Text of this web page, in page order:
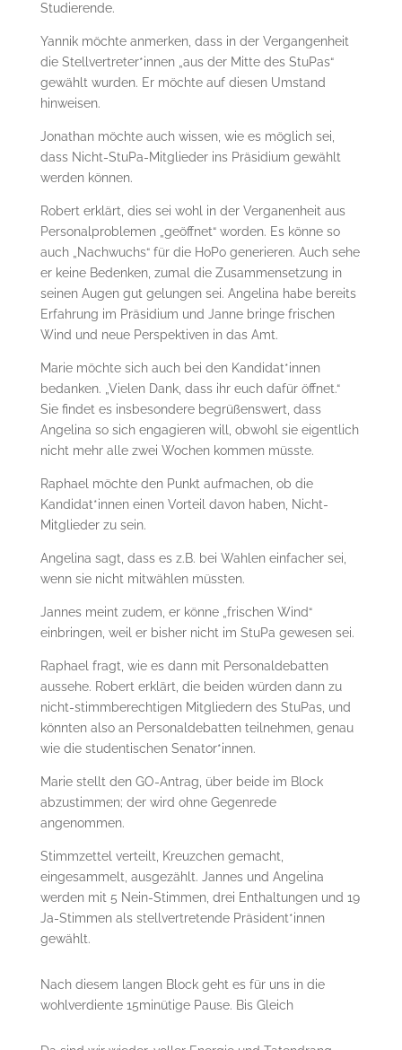
Studierende.
Yannik möchte anmerken, dass in der Vergangenheit
die Stellvertreter*innen „aus der Mitte des StuPas“
gewählt wurden. Er möchte auf diesen Umstand
hinweisen.
Jonathan möchte auch wissen, wie es möglich sei,
dass Nicht-StuPa-Mitglieder ins Präsidium gewählt
werden können.
Robert erklärt, dies sei wohl in der Verganenheit aus
Personalproblemen „geöffnet“ worden. Es könne so
auch „Nachwuchs“ für die HoPo generieren. Auch sehe
er keine Bedenken, zumal die Zusammensetzung in
seinen Augen gut gelungen sei. Angelina habe bereits
Erfahrung im Präsidium und Janne bringe frischen
Wind und neue Perspektiven in das Amt.
Marie möchte sich auch bei den Kandidat*innen
bedanken. „Vielen Dank, dass ihr euch dafür öffnet.“
Sie findet es insbesondere begrüßenswert, dass
Angelina so sich engagieren will, obwohl sie eigentlich
nicht mehr alle zwei Wochen kommen müsste.
Raphael möchte den Punkt aufmachen, ob die
Kandidat*innen einen Vorteil davon haben, Nicht-
Mitglieder zu sein.
Angelina sagt, dass es z.B. bei Wahlen einfacher sei,
wenn sie nicht mitwählen müssten.
Jannes meint zudem, er könne „frischen Wind“
einbringen, weil er bisher nicht im StuPa gewesen sei.
Raphael fragt, wie es dann mit Personaldebatten
aussehe. Robert erklärt, die beiden würden dann zu
nicht-stimmberechtigen Mitgliedern des StuPas, und
könnten also an Personaldebatten teilnehmen, genau
wie die studentischen Senator*innen.
Marie stellt den GO-Antrag, über beide im Block
abzustimmen; der wird ohne Gegenrede
angenommen.
Stimmzettel verteilt, Kreuzchen gemacht,
eingesammelt, ausgezählt. Jannes und Angelina
werden mit 5 Nein-Stimmen, drei Enthaltungen und 19
Ja-Stimmen als stellvertretende Präsident*innen
gewählt.
Nach diesem langen Block geht es für uns in die
wohlverdiente 15minütige Pause. Bis Gleich